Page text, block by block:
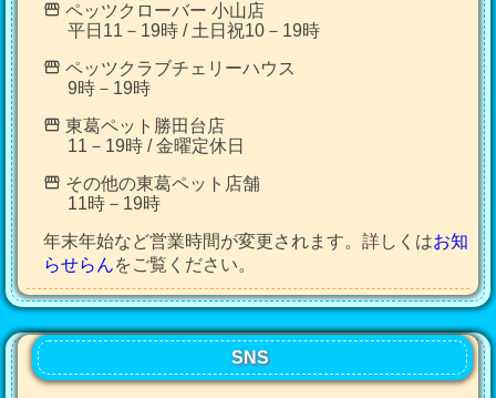
ペッツクローバー 小山店
平日11－19時 / 土日祝10－19時
ペッツクラブチェリーハウス
9時－19時
東葛ペット勝田台店
11－19時 / 金曜定休日
その他の東葛ペット店舗
11時－19時
年末年始など営業時間が変更されます。詳しくはお知
らせらんをご覧ください。
SNS